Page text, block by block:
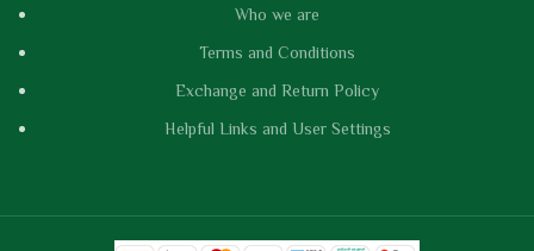
Who we are
Terms and Conditions
Exchange and Return Policy
Helpful Links and User Settings